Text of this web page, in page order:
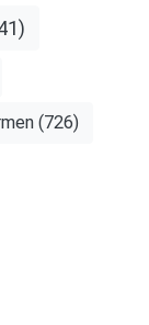
(726)